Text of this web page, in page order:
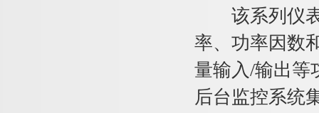
该系列仪表
率、功率因数
量输入/输出等
后台监控系统